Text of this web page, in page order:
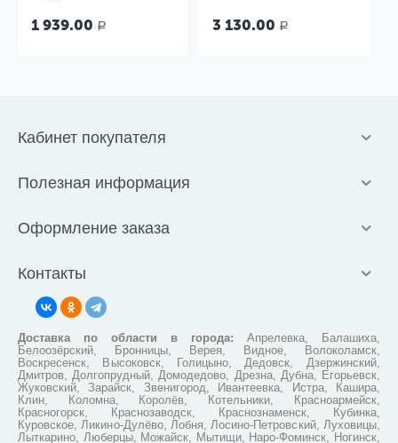
1 939.00 Р 3 130.00 Р
Кабинет покупателя
Полезная информация
Оформление заказа
Контакты
Доставка по области в города: Апрелевка, Балашиха,
Белоозёрский, Бронницы, Верея, Видное, Волоколамск,
Воскресенск, Высоковск, Голицыно, Дедовск, Дзержинский,
Дмитров, Долгопрудный, Домодедово, Дрезна, Дубна, Егорьевск,
Жуковский, Зарайск, Звенигород, Ивантеевка, Истра, Кашира,
Клин, Коломна, Королёв, Котельники, Красноармейск,
Красногорск, Краснозаводск, Краснознаменск, Кубинка,
Куровское, Ликино-Дулёво, Лобня, Лосино-Петровский, Луховицы,
Лыткарино, Люберцы, Можайск, Мытищи, Наро-Фоминск, Ногинск,